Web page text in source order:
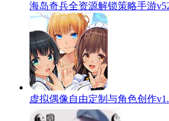
海岛奇兵全资源解锁策略手游
虚拟偶像自由定制与角色创作